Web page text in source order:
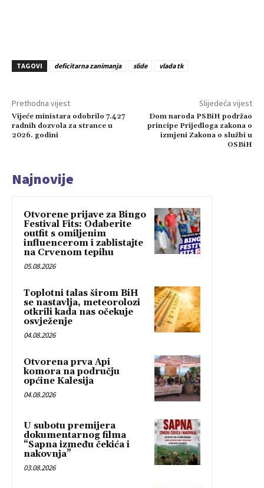
TAGOVI deficitarna zanimanja slide vlada tk
Prethodna vijest
Vijeće ministara odobrilo 7.427
radnih dozvola za strance u
2026. godini
Slijedeća vijest
Dom naroda PSBiH podržao
principe Prijedloga zakona o
izmjeni Zakona o službi u
OSBiH
Najnovije
Otvorene prijave za Bingo
Festival Fits: Odaberite
outfit s omiljenim
influencerom i zablistajte
na Crvenom tepihu
05.08.2026
Toplotni talas širom BiH
se nastavlja, meteorolozi
otkrili kada nas očekuje
osvježenje
04.08.2026
Otvorena prva Api
komora na području
općine Kalesija
04.08.2026
U subotu premijera
dokumentarnog filma
“Sapna između čekića i
nakovnja”
03.08.2026